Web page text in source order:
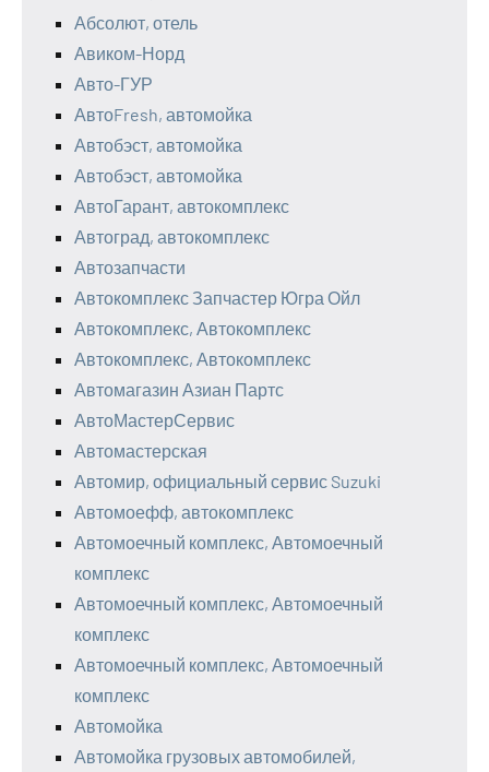
Абсолют, отель
Авиком-Норд
Авто-ГУР
АвтоFresh, автомойка
Автобэст, автомойка
Автобэст, автомойка
АвтоГарант, автокомплекс
Автоград, автокомплекс
Автозапчасти
Автокомплекс Запчастер Югра Ойл
Автокомплекс, Автокомплекс
Автокомплекс, Автокомплекс
Автомагазин Азиан Партс
АвтоМастерСервис
Автомастерская
Автомир, официальный сервис Suzuki
Автомоефф, автокомплекс
Автомоечный комплекс, Автомоечный
комплекс
Автомоечный комплекс, Автомоечный
комплекс
Автомоечный комплекс, Автомоечный
комплекс
Автомойка
Автомойка грузовых автомобилей,